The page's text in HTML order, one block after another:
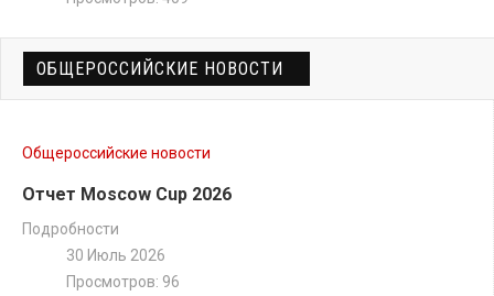
ОБЩЕРОССИЙСКИЕ НОВОСТИ
Общероссийские новости
Отчет Moscow Cup 2026
Подробности
30 Июль 2026
Просмотров: 96